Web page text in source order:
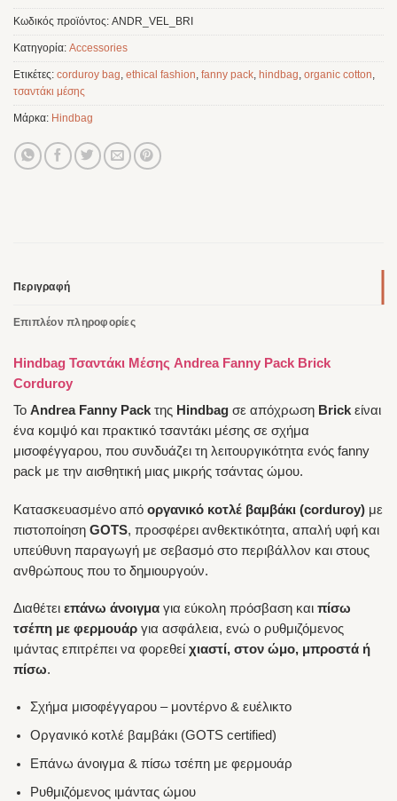
Κωδικός προϊόντος: ANDR_VEL_BRI
Κατηγορία: Accessories
Ετικέτες: corduroy bag, ethical fashion, fanny pack, hindbag, organic cotton,
τσαντάκι μέσης
Μάρκα: Hindbag
Περιγραφή
Επιπλέον πληροφορίες
Hindbag Τσαντάκι Μέσης Andrea Fanny Pack Brick
Corduroy
Το Andrea Fanny Pack της Hindbag σε απόχρωση Brick είναι
ένα κομψό και πρακτικό τσαντάκι μέσης σε σχήμα
μισοφέγγαρου, που συνδυάζει τη λειτουργικότητα ενός fanny
pack με την αισθητική μιας μικρής τσάντας ώμου.
Κατασκευασμένο από οργανικό κοτλέ βαμβάκι (corduroy) με
πιστοποίηση GOTS, προσφέρει ανθεκτικότητα, απαλή υφή και
υπεύθυνη παραγωγή με σεβασμό στο περιβάλλον και στους
ανθρώπους που το δημιουργούν.
Διαθέτει επάνω άνοιγμα για εύκολη πρόσβαση και πίσω
τσέπη με φερμουάρ για ασφάλεια, ενώ ο ρυθμιζόμενος
ιμάντας επιτρέπει να φορεθεί χιαστί, στον ώμο, μπροστά ή
πίσω.
Σχήμα μισοφέγγαρου – μοντέρνο & ευέλικτο
Οργανικό κοτλέ βαμβάκι (GOTS certified)
Επάνω άνοιγμα & πίσω τσέπη με φερμουάρ
Ρυθμιζόμενος ιμάντας ώμου